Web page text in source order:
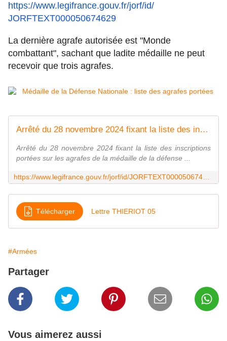
https://www.legifrance.gouv.fr/jorf/id/
JORFTEXT000050674629
La dernière agrafe autorisée est "Monde
combattant", sachant que ladite médaille ne peut
recevoir que trois agrafes.
Arrêté du 28 novembre 2024 fixant la liste des inscriptions portées sur les agrafes de la médaille de la défense nationale
Arrêté du 28 novembre 2024 fixant la liste des inscriptions
portées sur les agrafes de la médaille de la défense ...
Télécharger Lettre THIERIOT 05
#Armées
Partager
Vous aimerez aussi